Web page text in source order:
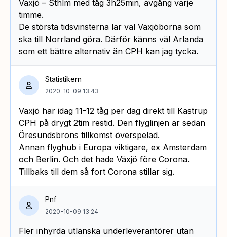
Växjö – Sthlm med tåg 3h25min, avgång varje
timme.
De största tidsvinsterna lär väl Växjöborna som
ska till Norrland göra. Därför känns väl Arlanda
som ett bättre alternativ än CPH kan jag tycka.
Statistikern
2020-10-09 13:43
Växjö har idag 11-12 tåg per dag direkt till Kastrup
CPH på drygt 2tim restid. Den flyglinjen är sedan
Öresundsbrons tillkomst överspelad.
Annan flyghub i Europa viktigare, ex Amsterdam
och Berlin. Och det hade Växjö före Corona.
Tillbaks till dem så fort Corona stillar sig.
Pnf
2020-10-09 13:24
Fler inhyrda utlänska underleverantörer utan